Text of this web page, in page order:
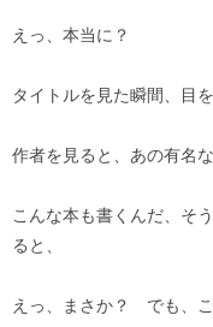
えっ、本当に？
タイトルを見た瞬間、目
作者を見ると、あの有名
こんな本も書くんだ、そ
ると、
えっ、まさか？ でも、こ